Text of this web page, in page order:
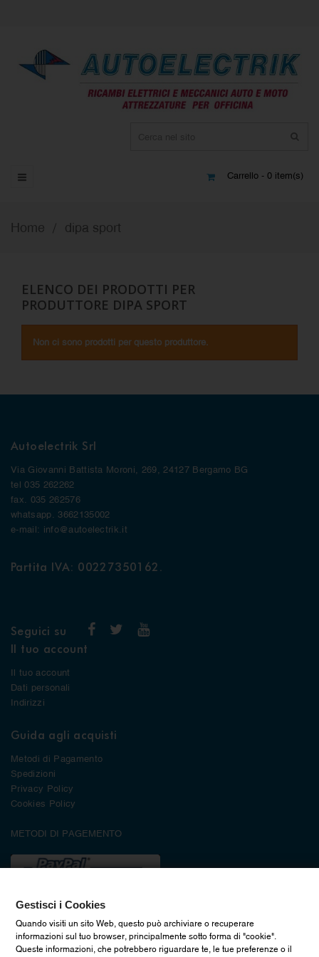
Carrello - 0 item(s)
Home dipa sport
ELENCO DEI PRODOTTI PER
PRODUTTORE DIPA SPORT
Non ci sono prodotti per questo produttore.
Autoelectrik Srl
Via Giovanni Battista Moroni, 269, 24127 Bergamo BG
tel 035 262262
fax. 035 262576
whatsapp. 3662135002
e-mail: info@autoelectrik.it
Partita IVA: 00227350162.
Seguici su
Il tuo account
Il tuo account
Dati personali
Indirizzi
Guida agli acquisti
Metodi di Pagamento
Spedizioni
Privacy Policy
Cookies Policy
METODI DI PAGEMENTO
Gestisci i Cookies
Quando visiti un sito Web, questo può archiviare o recuperare
informazioni sul tuo browser, principalmente sotto forma di "cookie".
Queste informazioni, che potrebbero riguardare te, le tue preferenze o il